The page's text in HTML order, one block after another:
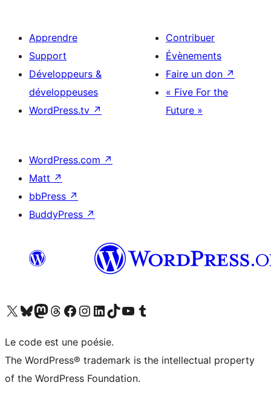
Apprendre
Support
Développeurs &
développeuses
WordPress.tv ↗
Contribuer
Évènements
Faire un don ↗
« Five For the
Future »
WordPress.com ↗
Matt ↗
bbPress ↗
BuddyPress ↗
Visitez notre compte X (précédemment Twitter)
Visiter notre compte Bluesky
Visiter notre compte Mastodon
Visiter notre compte Threads
Consulter notre compte Facebook
Consulter notre compte Instagram
Consulter notre compte LinkedIn
Visiter notre compte TokTok
Visiter notre chaîne YouTube
Visiter notre compte Tumblr
Le code est une poésie.
The WordPress® trademark is the intellectual property
of the WordPress Foundation.